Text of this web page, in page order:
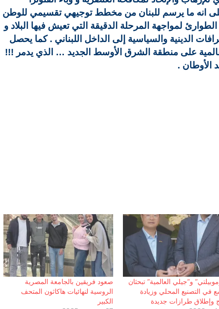
على انه ما يرسم للبنان من مخطط توجيهي تقسيمي للوطن
لمواجهة المرحلة الدقيقة التي تعيش فيها البلاد و
الدينية والسياسية إلى الداخل اللبناني . كما يحصل
على منطقة الشرق الأوسط الجديد … الذي يدمر !!!
الأوطان .
و”جيلي العالمية” تبحثان
في التصنيع المحلي وزيادة
وإطلاق طرازات جديدة
صعود فريقين بالجامعة المصرية
الروسية لنهائيات هاكاثون المتحف
الكبير
انطلاق شركة « ZEE Properties» بالسوق
العقاري المصري بمحفظة مشروعات
مستهدفة تتجاوز ٢٠ مليار جنيه